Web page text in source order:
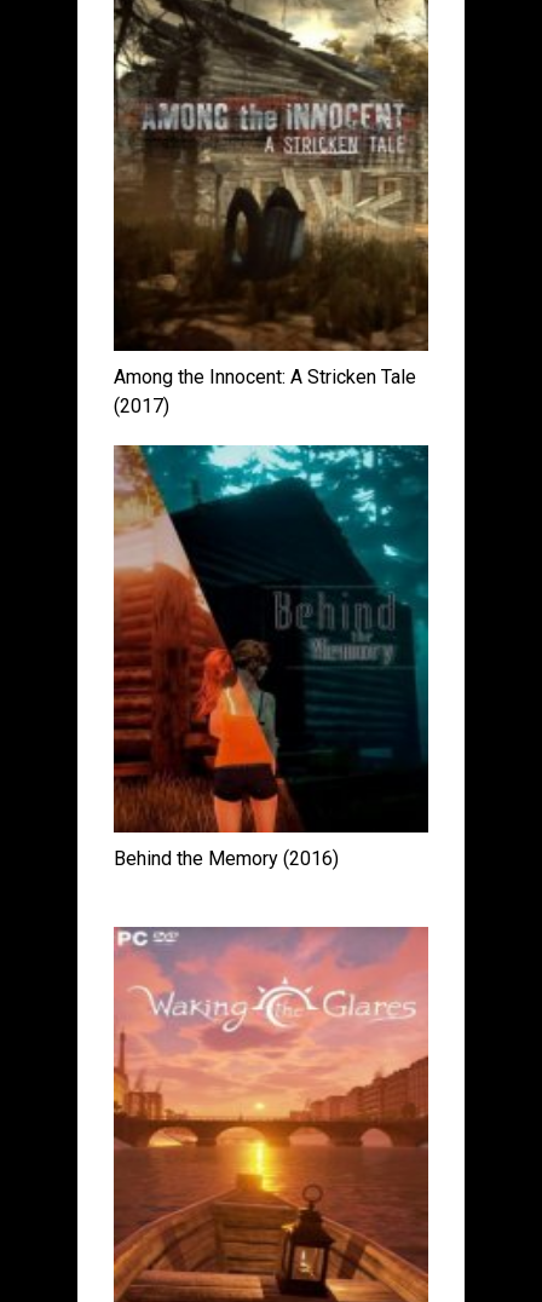
Among the Innocent: A Stricken Tale
(2017)
Behind the Memory (2016)